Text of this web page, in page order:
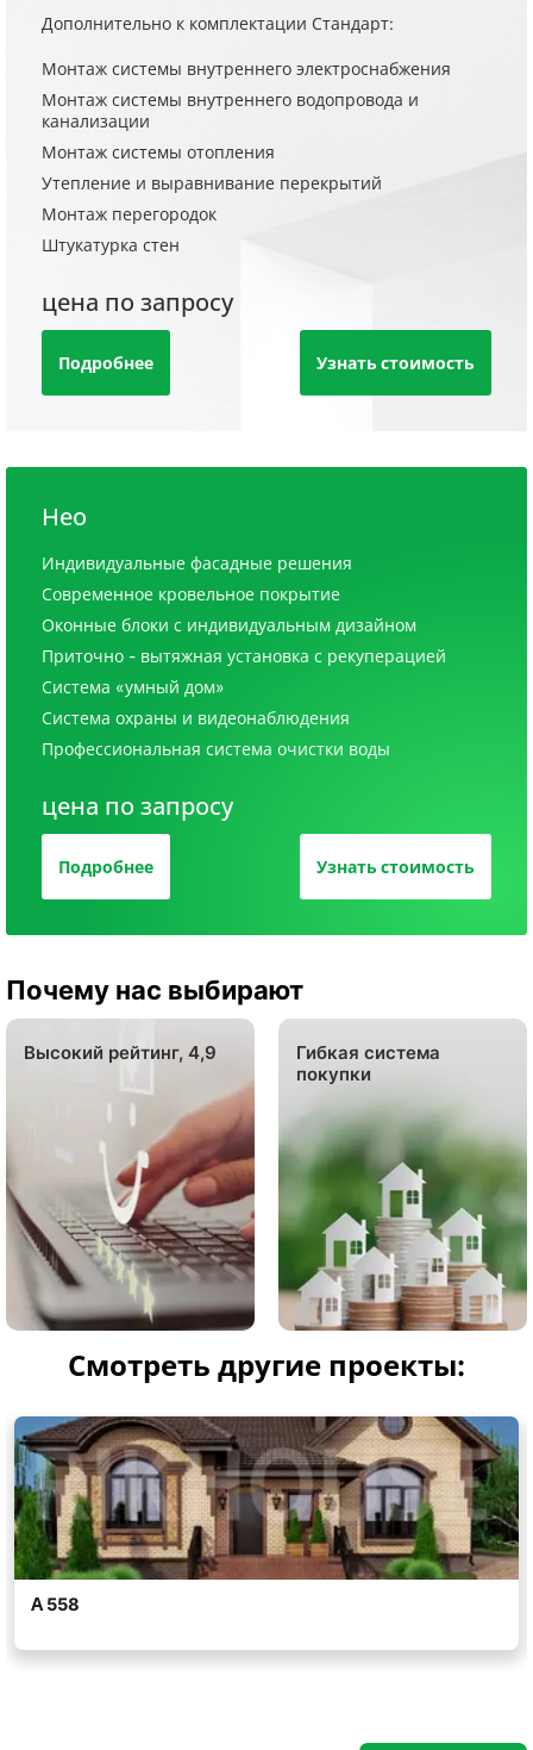
Дополнительно к комплектации Стандарт:
Монтаж системы внутреннего электроснабжения
Монтаж системы внутреннего водопровода и
канализации
Монтаж системы отопления
Утепление и выравнивание перекрытий
Монтаж перегородок
Штукатурка стен
цена по запросу
Подробнее Узнать стоимость
Нео
Индивидуальные фасадные решения
Современное кровельное покрытие
Оконные блоки с индивидуальным дизайном
Приточно - вытяжная установка с рекуперацией
Система «умный дом»
Система охраны и видеонаблюдения
Профессиональная система очистки воды
цена по запросу
Подробнее Узнать стоимость
Почему нас выбирают
Высокий рейтинг, 4,9
Гибкая система
покупки
Смотреть другие проекты: